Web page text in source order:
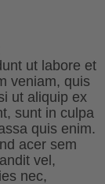
ut labore et
veniam, quis
ut aliquip ex
sunt in culpa
quis enim.
acer sem
vel,
nec,